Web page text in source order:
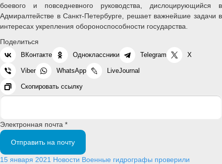
боевого и повседневного руководства, дислоцирующийся в
Адмиралтействе в Санкт-Петербурге, решает важнейшие задачи в
интересах укрепления обороноспособности государства.
Поделиться
ВКонтакте Одноклассники Telegram X
Viber WhatsApp LiveJournal
Скопировать ссылку
Электронная почта *
Отправить на почту
15 января 2021 Новости Военные гидрографы проверили